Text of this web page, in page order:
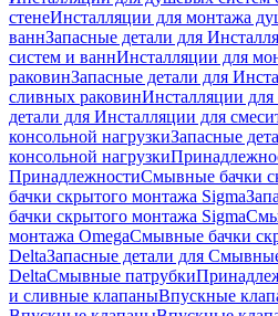
стенеИнсталляции для монтажа
ваннЗапасные детали для
систем и ваннИнсталляции для
раковинЗапасные детали для
сливных раковинИнсталляции для
детали для Инсталляции для
консольной нагрузкиЗапасные
консольной нагрузки
ПринадлежностиСмывные бачки
бачки скрытого монтажа Sigma
бачки скрытого монтажа Sigma
монтажа OmegaСмывные бачки
DeltaЗапасные детали для
DeltaСмывные патрубки
и сливные клапаныВпускные